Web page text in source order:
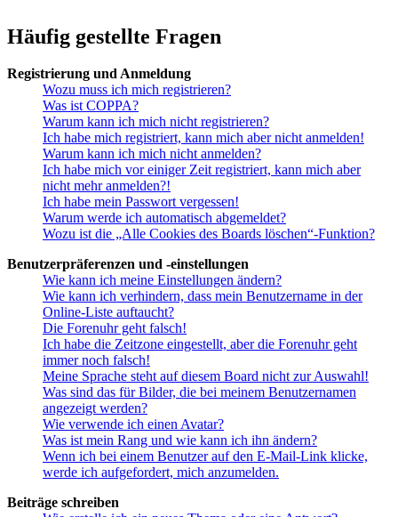
Häufig gestellte Fragen
Registrierung und Anmeldung
Wozu muss ich mich registrieren?
Was ist COPPA?
Warum kann ich mich nicht registrieren?
Ich habe mich registriert, kann mich aber nicht anmelden!
Warum kann ich mich nicht anmelden?
Ich habe mich vor einiger Zeit registriert, kann mich aber
nicht mehr anmelden?!
Ich habe mein Passwort vergessen!
Warum werde ich automatisch abgemeldet?
Wozu ist die „Alle Cookies des Boards löschen“-Funktion?
Benutzerpräferenzen und -einstellungen
Wie kann ich meine Einstellungen ändern?
Wie kann ich verhindern, dass mein Benutzername in der
Online-Liste auftaucht?
Die Forenuhr geht falsch!
Ich habe die Zeitzone eingestellt, aber die Forenuhr geht
immer noch falsch!
Meine Sprache steht auf diesem Board nicht zur Auswahl!
Was sind das für Bilder, die bei meinem Benutzernamen
angezeigt werden?
Wie verwende ich einen Avatar?
Was ist mein Rang und wie kann ich ihn ändern?
Wenn ich bei einem Benutzer auf den E-Mail-Link klicke,
werde ich aufgefordert, mich anzumelden.
Beiträge schreiben